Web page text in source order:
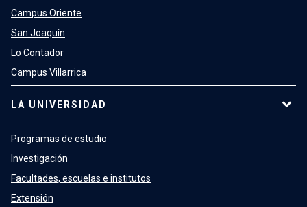
Campus Oriente
San Joaquín
Lo Contador
Campus Villarrica
LA UNIVERSIDAD
Programas de estudio
Investigación
Facultades, escuelas e institutos
Extensión